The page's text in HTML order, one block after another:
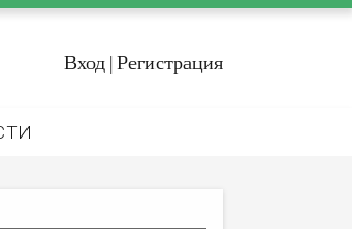
Вход | Регистрация